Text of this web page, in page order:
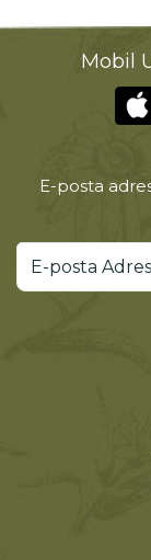
Mobil
E-posta